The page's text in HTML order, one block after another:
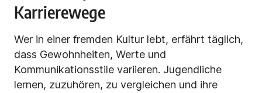
Karrierewege
Wer in einer fremden Kultur lebt, erfährt täglich,
dass Gewohnheiten, Werte und
Kommunikationsstile variieren. Jugendliche
lernen, zuzuhören, zu vergleichen und ihre